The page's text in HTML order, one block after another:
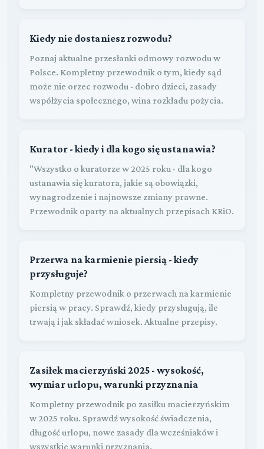
Kiedy nie dostaniesz rozwodu?
Poznaj aktualne przesłanki odmowy rozwodu w
Polsce. Kompletny przewodnik o tym, kiedy sąd
może nie orzec rozwodu - dobro dzieci, zasady
współżycia społecznego, wina rozkładu pożycia.
Kurator - kiedy i dla kogo się ustanawia?
"Wszystko o kuratorze w 2025 roku - dla kogo
ustanawia się kuratora, jakie są obowiązki,
wynagrodzenie i najnowsze zmiany prawne.
Przewodnik oparty na aktualnych przepisach KRiO.
Przerwa na karmienie piersią - kiedy
przysługuje?
Kompletny przewodnik o przerwach na karmienie
piersią w pracy. Sprawdź, kiedy przysługują, ile
trwają i jak składać wniosek. Aktualne przepisy.
Zasiłek macierzyński 2025 - wysokość,
wymiar urlopu, warunki przyznania
Kompletny przewodnik po zasiłku macierzyńskim
w 2025 roku. Sprawdź wysokość świadczenia,
długość urlopu, nowe zasady dla wcześniaków i
wszystkie warunki przyznania.